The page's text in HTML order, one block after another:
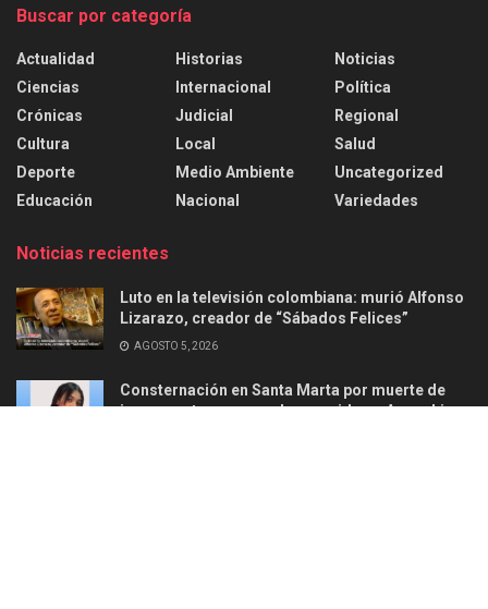
Buscar por categoría
Actualidad
Ciencias
Crónicas
Cultura
Deporte
Educación
Historias
Internacional
Judicial
Local
Medio Ambiente
Nacional
Noticias
Política
Regional
Salud
Uncategorized
Variedades
Noticias recientes
Luto en la televisión colombiana: murió Alfonso
Lizarazo, creador de “Sábados Felices”
AGOSTO 5, 2026
Consternación en Santa Marta por muerte de
joven en ataque armado ocurrido en Aguachica